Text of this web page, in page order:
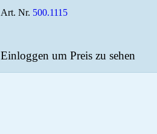
Art. Nr. 500.1115
Einloggen um Preis zu sehen